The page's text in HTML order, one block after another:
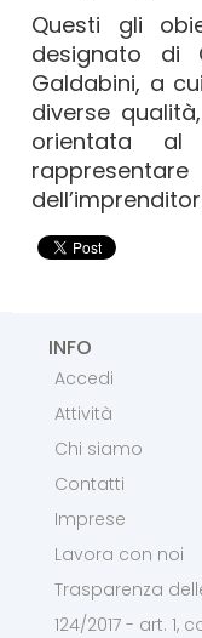
Questi gli
designato di
Galdabini, a
diverse
orientata
INFO
Accedi
Attività
Chi siamo
Contatti
Imprese
Lavora con noi
Trasparenza
124/2017 - art. 1,